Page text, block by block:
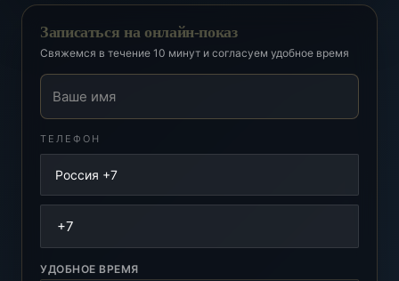
Записаться на онлайн-показ
Свяжемся в течение 10 минут и согласуем удобное время
Ваше имя
ТЕЛЕФОН
УДОБНОЕ ВРЕМЯ